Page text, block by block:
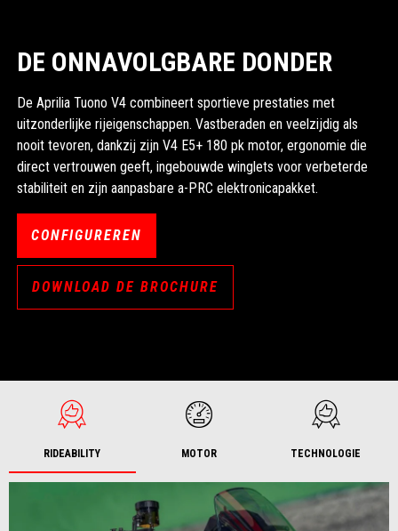
DE ONNAVOLGBARE DONDER
De Aprilia Tuono V4 combineert sportieve prestaties met
uitzonderlijke rijeigenschappen. Vastberaden en veelzijdig als
nooit tevoren, dankzij zijn V4 E5+ 180 pk motor, ergonomie die
direct vertrouwen geeft, ingebouwde winglets voor verbeterde
stabiliteit en zijn aanpasbare a-PRC elektronicapakket.
CONFIGUREREN
DOWNLOAD DE BROCHURE
RIDEABILITY MOTOR TECHNOLOGIE